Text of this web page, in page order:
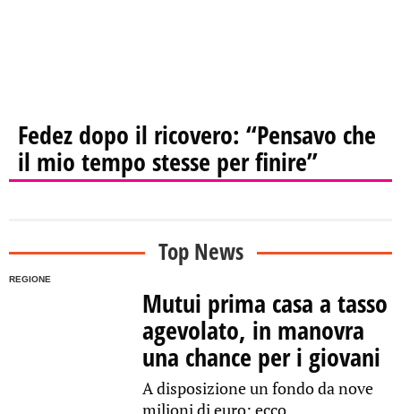
Fedez dopo il ricovero: “Pensavo che
il mio tempo stesse per finire”
Top News
REGIONE
Mutui prima casa a tasso
agevolato, in manovra
una chance per i giovani
A disposizione un fondo da nove